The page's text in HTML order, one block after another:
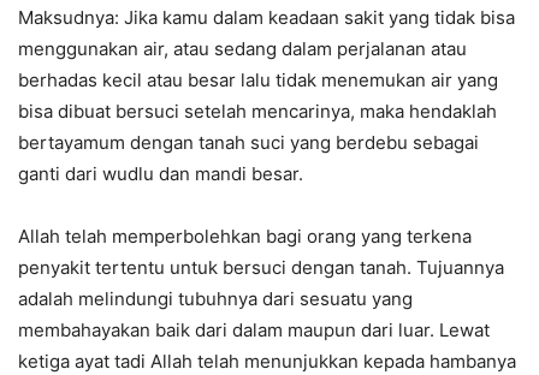
Maksudnya: Jika kamu dalam keadaan sakit yang tidak bisa
menggunakan air, atau sedang dalam perjalanan atau
berhadas kecil atau besar lalu tidak menemukan air yang
bisa dibuat bersuci setelah mencarinya, maka hendaklah
bertayamum dengan tanah suci yang berdebu sebagai
ganti dari wudlu dan mandi besar.
Allah telah memperbolehkan bagi orang yang terkena
penyakit tertentu untuk bersuci dengan tanah. Tujuannya
adalah melindungi tubuhnya dari sesuatu yang
membahayakan baik dari dalam maupun dari luar. Lewat
ketiga ayat tadi Allah telah menunjukkan kepada hambanya